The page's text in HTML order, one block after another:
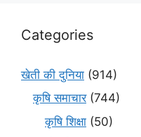
Categories
खेती की दुनिया (914)
कृषि समाचार(744)
कृषि शिक्षा (50)